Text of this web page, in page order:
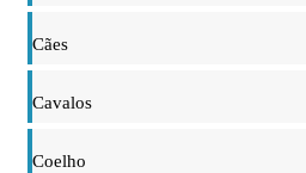
Cães
Cavalos
Coelho